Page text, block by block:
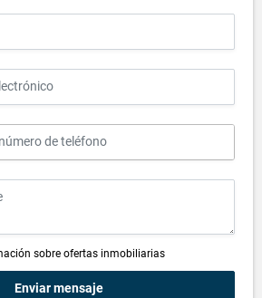
sobre ofertas inmobiliarias
Enviar mensaje